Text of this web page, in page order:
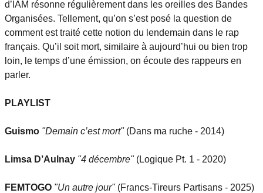
d’IAM résonne régulièrement dans les oreilles des Bandes
Organisées. Tellement, qu’on s’est posé la question de
comment est traité cette notion du lendemain dans le rap
français. Qu’il soit mort, similaire à aujourd’hui ou bien trop
loin, le temps d’une émission, on écoute des rappeurs en
parler.
PLAYLIST
Guismo "Demain c’est mort"(Dans ma ruche - 2014)
Limsa D’Aulnay "4 décembre"(Logique Pt. 1 - 2020)
FEMTOGO "Un autre jour"(Francs-Tireurs Partisans - 2025)